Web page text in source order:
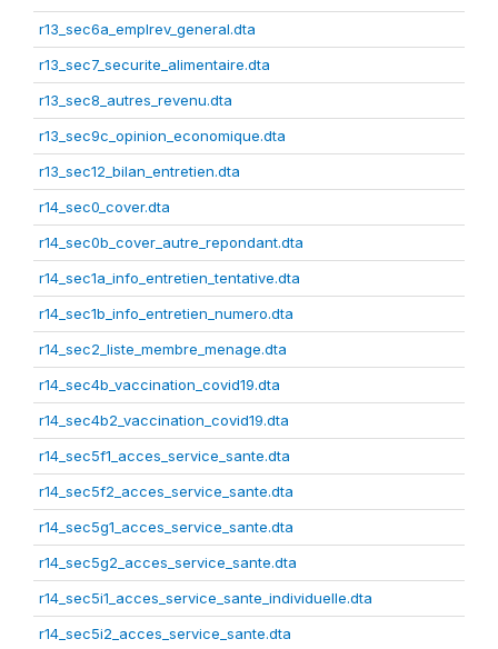
r13_sec6a_emplrev_general.dta
r13_sec7_securite_alimentaire.dta
r13_sec8_autres_revenu.dta
r13_sec9c_opinion_economique.dta
r13_sec12_bilan_entretien.dta
r14_sec0_cover.dta
r14_sec0b_cover_autre_repondant.dta
r14_sec1a_info_entretien_tentative.dta
r14_sec1b_info_entretien_numero.dta
r14_sec2_liste_membre_menage.dta
r14_sec4b_vaccination_covid19.dta
r14_sec4b2_vaccination_covid19.dta
r14_sec5f1_acces_service_sante.dta
r14_sec5f2_acces_service_sante.dta
r14_sec5g1_acces_service_sante.dta
r14_sec5g2_acces_service_sante.dta
r14_sec5i1_acces_service_sante_individuelle.dta
r14_sec5i2_acces_service_sante.dta